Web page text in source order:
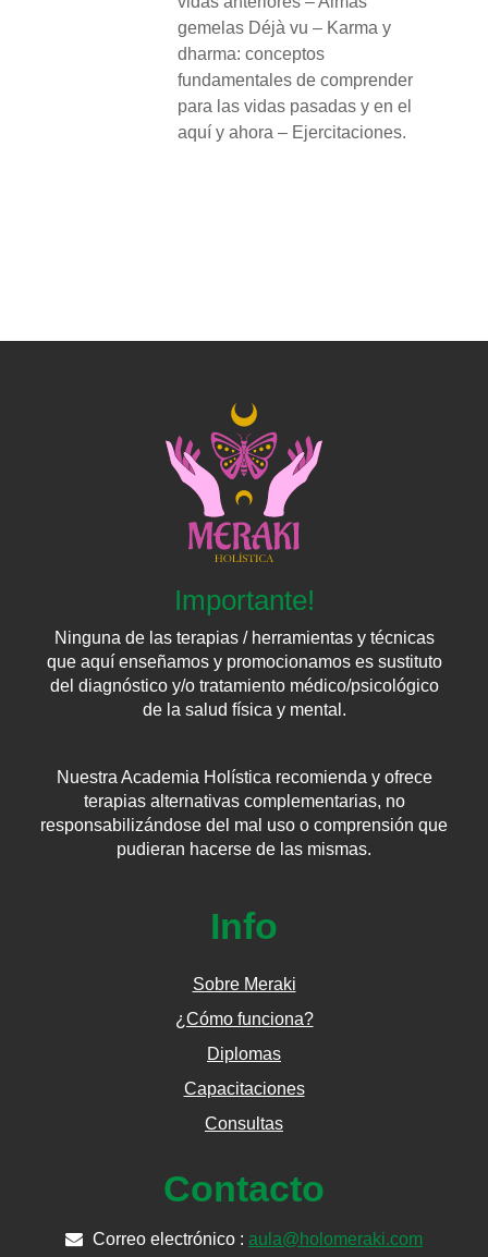
gemelas Déjà vu – Karma y
dharma: conceptos
fundamentales de comprender
para las vidas pasadas y en el
aquí y ahora – Ejercitaciones.
Importante!
Ninguna de las terapias / herramientas y técnicas
que aquí enseñamos y promocionamos es sustituto
del diagnóstico y/o tratamiento médico/psicológico
de la salud física y mental.
Nuestra Academia Holística recomienda y ofrece
terapias alternativas complementarias, no
responsabilizándose del mal uso o comprensión que
pudieran hacerse de las mismas.
Info
Sobre Meraki
¿Cómo funciona?
Diplomas
Capacitaciones
Consultas
Contacto
Correo electrónico : aula@holomeraki.com